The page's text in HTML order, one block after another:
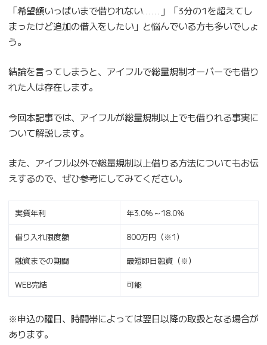
「希望額いっぱいまで借りれない……」「3分の1を超えてし
まったけど追加の借入をしたい」と悩んでいる方も多いでしょ
う。
結論を言ってしまうと、アイフルで総量規制オーバーでも借り
れた人は存在します。
今回本記事では、アイフルが総量規制以上でも借りれる事実に
ついて解説します。
また、アイフル以外で総量規制以上借りる方法についてもお伝
えするので、ぜひ参考にしてみてください。
実質年利 年3.0%～18.0%
借り入れ限度額 800万円（※1）
融資までの期間 最短即日融資（※）
WEB完結 可能
※申込の曜日、時間帯によっては翌日以降の取扱となる場合が
あります。